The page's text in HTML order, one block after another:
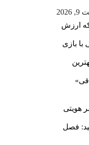
ارزش
با بازی
هویتی
باید ببینید: فصل